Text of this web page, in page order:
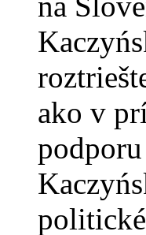
ako v